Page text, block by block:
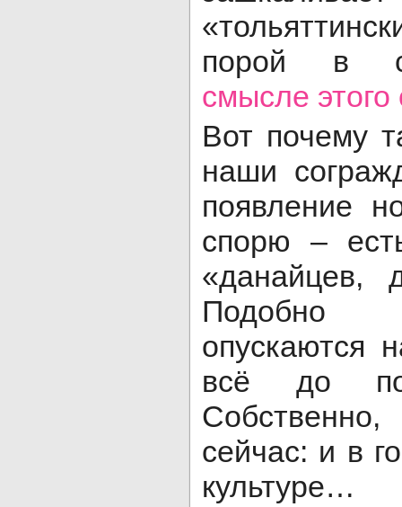
порой в
смысле этого
Вот почему
наши
появление
спорю –
«данайцев,
Подобно
опускаются
всё до
сейчас: и в
культуре…